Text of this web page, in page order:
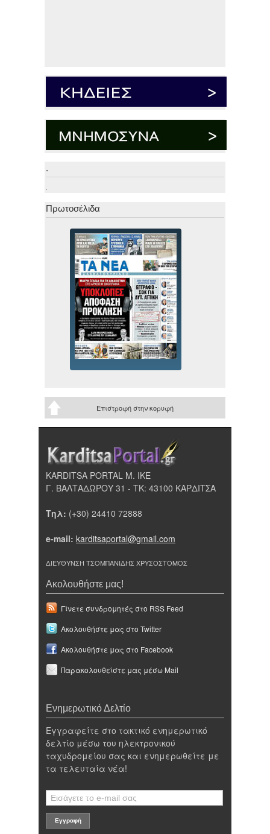
.
.
Πρωτοσέλιδα
Επιστροφή στην κορυφή
KARDITSA PORTAL Μ. ΙΚΕ
Γ. ΒΑΛΤΑΔΩΡΟΥ 31 - ΤΚ: 43100 ΚΑΡΔΙΤΣΑ
Τηλ: (+30) 24410 72888
e-mail: karditsaportal@gmail.com
ΔΙΕΥΘΥΝΣΗ ΤΣΟΜΠΑΝΙΔΗΣ ΧΡΥΣΟΣΤΟΜΟΣ
Ακολουθήστε μας!
Γίνετε συνδρομητές στο RSS Feed
Ακολουθήστε μας στο Twitter
Ακολουθήστε μας στο Facebook
Παρακολουθείστε μας μέσω Mail
Ενημερωτικό Δελτίο
Εγγραφείτε στο τακτικό ενημερωτικό
δελτίο μέσω του ηλεκτρονικού
ταχυδρομείου σας και ενημερωθείτε με
τα τελευταία νέα!